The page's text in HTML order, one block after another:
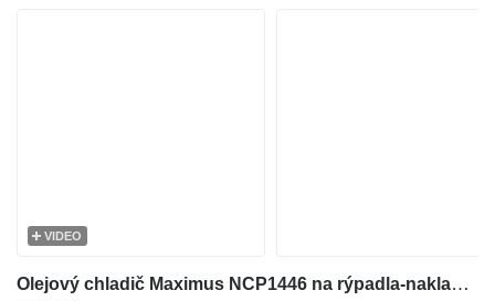
VIDEO
Olejový chladič Maximus NCP1446 na rýpadla-nakladača Case 570LXT